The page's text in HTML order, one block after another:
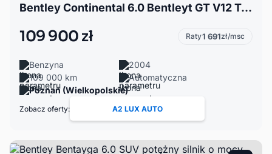
Bentley Continental 6.0 Bentleyt GT V12 Turbo
109 900 zł Raty1 691zł/msc
Benzyna
2004
109 000 km
Automatyczna
Poznań (Wielkopolskie)
Zobacz oferty: A2 LUX AUTO